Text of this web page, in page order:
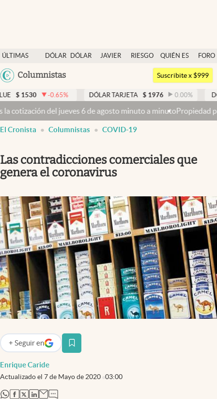
ÚLTIMAS
NOTICIAS
DÓLAR
DÓLAR
JAVIER
RIESGO
QUIÉN ES
QUIÉN
FORO
Argentina
México
USA
Columnistas
Dólar
Members
Economía y Política
Finanzas y Mercados
Mercados Online
Columnistas
Apertura
Infotechnology
Clase
Clima
Mundial 2026
Eventos Corporativos
El Cronista Studio
Mediakit
abre en nueva pestaña
Suscribite x $999
-0.65% DÓLAR TARJETA $ 1976 0.00% DÓLAR MEP
6 de agosto minuto a minutoPropiedad privada: con cruces y
El Cronista Columnistas COVID-19
Las contradicciones comerciales que
genera el coronavirus
Enrique Caride
Actualizado el 7 de Mayo de 2020 03:00
+ Seguir en
abre en nueva pestaña
abre en nueva pestaña
abre en nueva pestaña
abre en nueva pestaña
abre en nueva pestaña